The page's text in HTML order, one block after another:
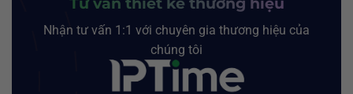
Nhận tư vấn 1:1 với chuyên gia thương hiệu của
chúng tôi